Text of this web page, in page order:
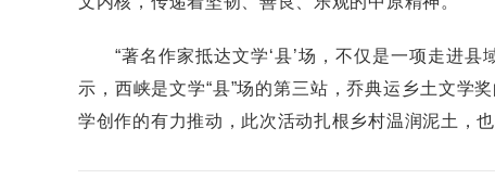
“著名作家抵达文学‘县’场，不仅是一项走进县
示，西峡是文学“县”场的第三站，乔典运乡土文学
学创作的有力推动，此次活动扎根乡村温润泥土，